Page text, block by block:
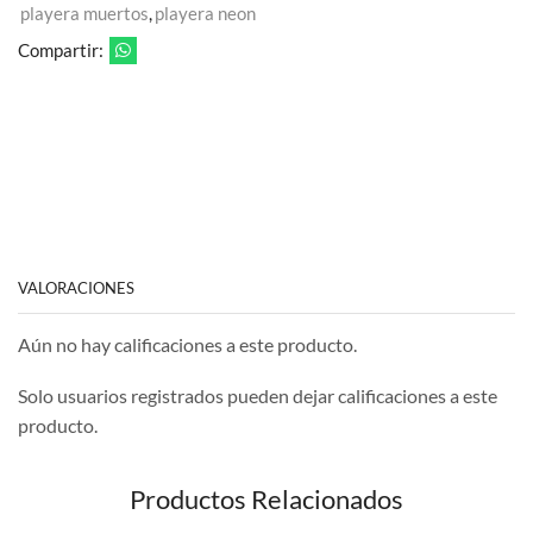
playera muertos playera neon
Compartir:
VALORACIONES
Aún no hay calificaciones a este producto.
Solo usuarios registrados pueden dejar calificaciones a este
producto.
Productos Relacionados